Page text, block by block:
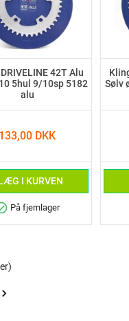
42T Alu
5hul 9/10sp 5182
alu
133,00 DKK
I KURVEN
På fjernlager
Sølv